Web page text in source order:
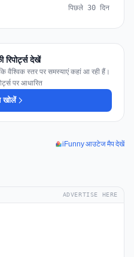
पिछले 30 दिन
देखें
वैश्विक स्तर पर समस्याएं कहां आ रही हैं।
पर आधारित
खोलें
iFunny आउटेज मैप देखें
ADVERTISE HERE